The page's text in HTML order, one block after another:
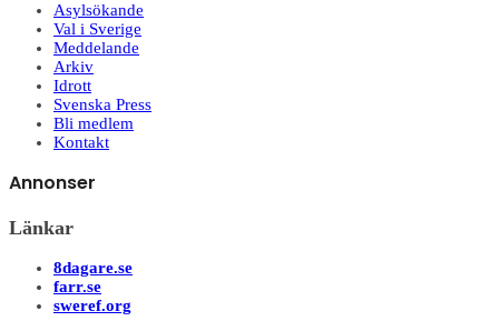
Asylsökande
Val i Sverige
Meddelande
Arkiv
Idrott
Svenska Press
Bli medlem
Kontakt
Annonser
Länkar
8dagare.se
farr.se
sweref.org